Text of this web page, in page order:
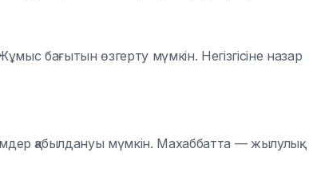
бағытын өзгерту мүмкін. Негізгісіне назар
қабылдануы мүмкін. Махаббатта — жылулық.